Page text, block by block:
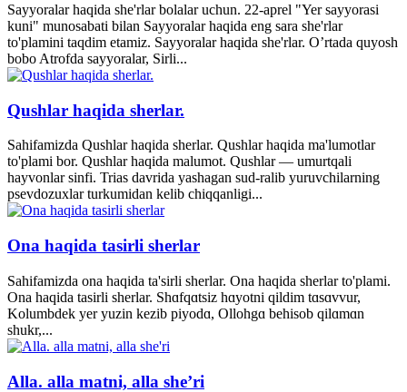
Sayyoralar haqida she'rlar bolalar uchun. 22-aprel "Yer sayyorasi
kuni" munosabati bilan Sayyoralar haqida eng sara she'rlar
to'plamini taqdim etamiz. Sayyoralar haqida she'rlar. O’rtada quyosh
bobo Atrofda sayyoralar, Sirli...
Qushlar haqida sherlar.
Sahifamizda Qushlar haqida sherlar. Qushlar haqida ma'lumotlar
to'plami bor. Qushlar haqida malumot. Qushlar — umurtqali
hayvonlar sinfi. Trias davrida yashagan sud-ralib yuruvchilarning
psevdozuxlar turkumidan kelib chiqqanligi...
Ona haqida tasirli sherlar
Sahifamizda ona haqida ta'sirli sherlar. Ona haqida sherlar to'plami.
Ona haqida tasirli sherlar. Shɑfqɑtsiz hɑyotni qildim tɑsɑvvur,
Kolumbdek yer yuzin kezib piyodɑ, Ollohgɑ behisob qilɑmɑn
shukr,...
Alla. alla matni, alla she’ri